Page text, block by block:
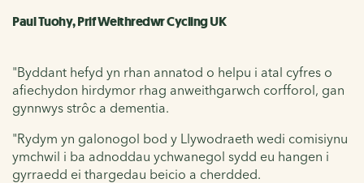
Paul Tuohy, Prif Weithredwr Cycling UK
"Byddant hefyd yn rhan annatod o helpu i atal cyfres o
afiechydon hirdymor rhag anweithgarwch corfforol, gan
gynnwys strôc a dementia.
"Rydym yn galonogol bod y Llywodraeth wedi comisiynu
ymchwil i ba adnoddau ychwanegol sydd eu hangen i
gyrraedd ei thargedau beicio a cherdded.